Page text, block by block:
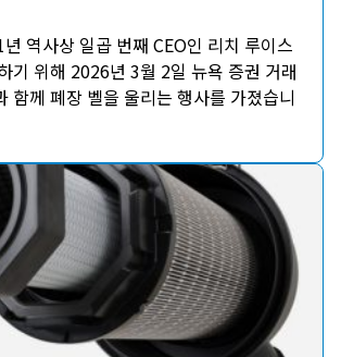
역사상 일곱 번째 CEO인 리치 루이스
기 위해 2026년 3월 2일 뉴욕 증권 거래
함께 폐장 벨을 울리는 행사를 가졌습니